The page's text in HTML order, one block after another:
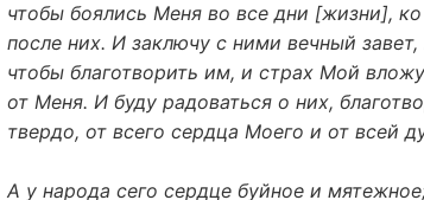
чтобы боялись Меня во все дни [жизни],
после них. И заключу с ними вечный
чтобы благотворить им, и страх Мой
от Меня. И буду радоваться о них,
твердо, от всего сердца Моего и от всей
А у народа сего сердце буйное и